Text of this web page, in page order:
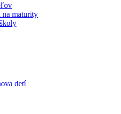
na maturity
detí